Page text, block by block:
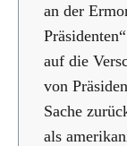
an der
auf die
von
Sache
als